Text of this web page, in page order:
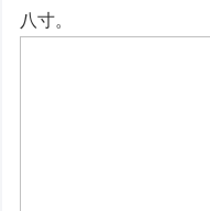
八寸。